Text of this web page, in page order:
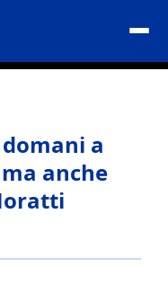
a
anche